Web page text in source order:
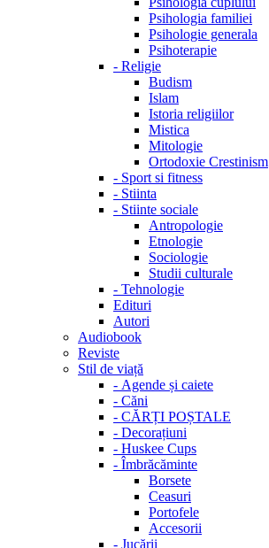
Psihologia familiei
Psihologie generala
Psihoterapie
- Religie
Budism
Islam
Istoria religiilor
Mistica
Mitologie
Ortodoxie Crestinism
- Sport si fitness
- Stiinta
- Stiinte sociale
Antropologie
Etnologie
Sociologie
Studii culturale
- Tehnologie
Edituri
Autori
Audiobook
Reviste
Stil de viață
- Agende și caiete
- Căni
- CĂRȚI POȘTALE
- Decorațiuni
- Huskee Cups
- Îmbrăcăminte
Borsete
Ceasuri
Portofele
Accesorii
- Jucării